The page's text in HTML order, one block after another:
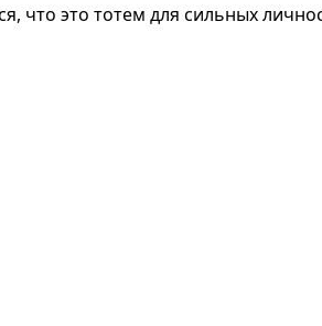
что это тотем для сильных